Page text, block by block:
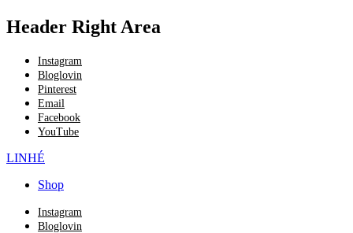
Header Right Area
Instagram
Bloglovin
Pinterest
Email
Facebook
YouTube
LINHÉ
Shop
Instagram
Bloglovin